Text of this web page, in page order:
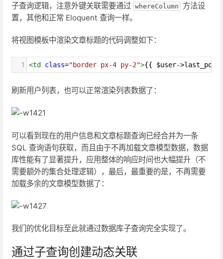
子查询逻辑，注意外键关联需要通过 whereColumn
方法设
置，其他和正常 Eloquent 查询一样。
将视图模板中渲染文章标题的代码调整如下：
1 <td class="border px-4 py-2">{{ $user-
刷新用户列表，也可以正常渲染列表数据了：
可以看到现在的用户信息和文章标题查询已经合并为一条
SQL 查询语句获取，而且由于不再加载文章模型数据，数据
库性能有了显著提升，应用整体的响应时间也大幅提升（不
需要额外的集合处理逻辑），最后，最重要的是，不再需要
加载多余的文章模型数据了：
我们的优化目标至此就通过数据库子查询完全实现了。
通过子查询创建动态关联